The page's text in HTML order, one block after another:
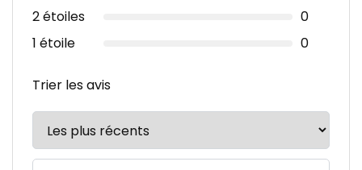
2 étoiles
0
1 étoile
0
Trier les avis